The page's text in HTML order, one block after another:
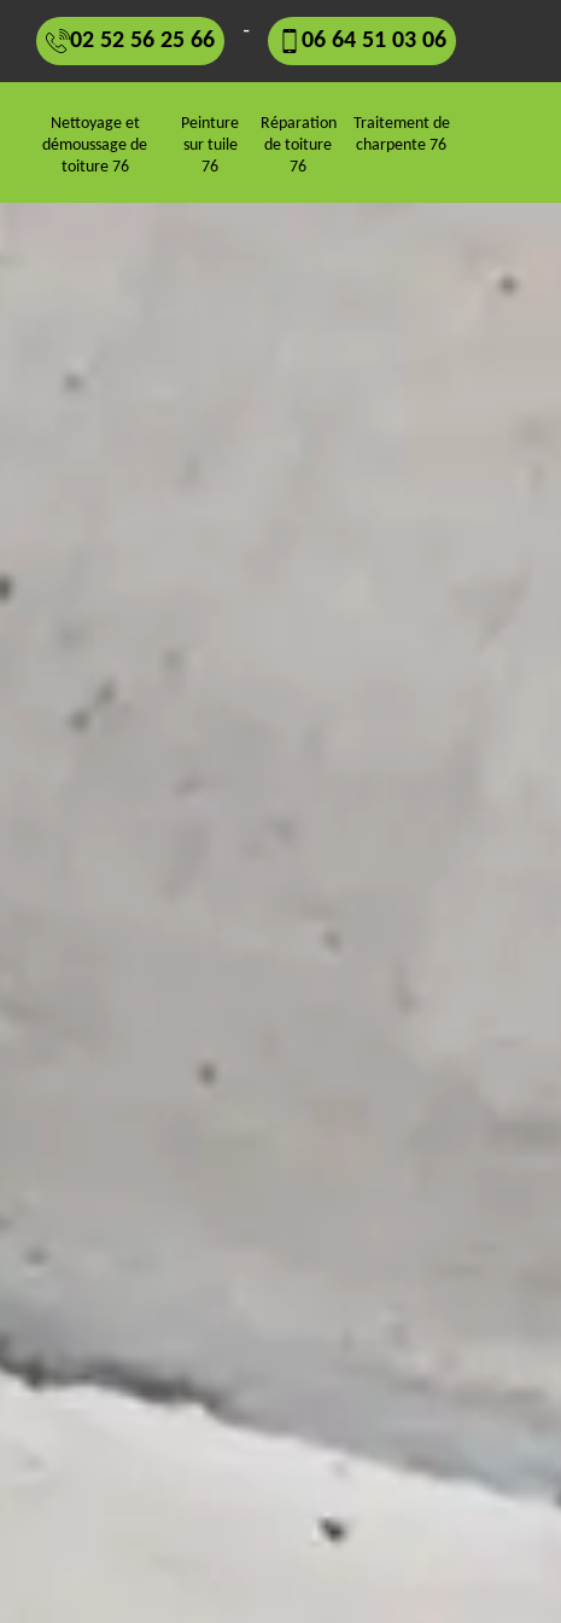
02 52 56 25 66 - 06 64 51 03 06
Nettoyage et
démoussage de
toiture 76
Peinture
sur tuile
76
Réparation
de toiture
76
Traitement de
charpente 76